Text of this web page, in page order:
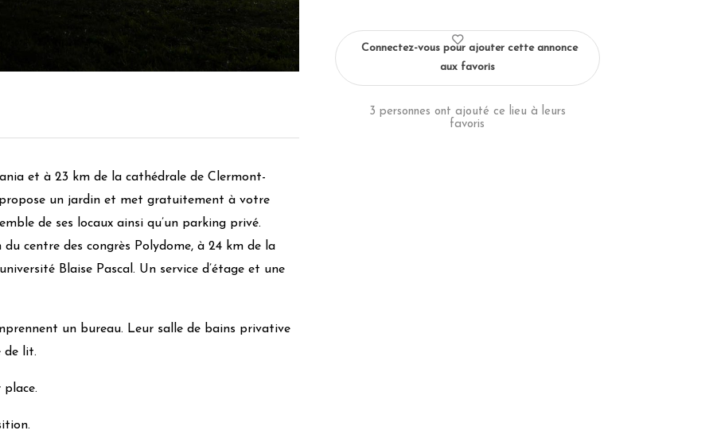
et à 23 km de la cathédrale de Clermont-
propose un jardin et met gratuitement à votre
de ses locaux ainsi qu’un parking privé.
centre des congrès Polydome, à 24 km de la
Blaise Pascal. Un service d’étage et une
un bureau. Leur salle de bains privative
de lit.
Connectez-vous pour ajouter cette annonce
aux favoris
3 personnes ont ajouté ce lieu à leurs
favoris